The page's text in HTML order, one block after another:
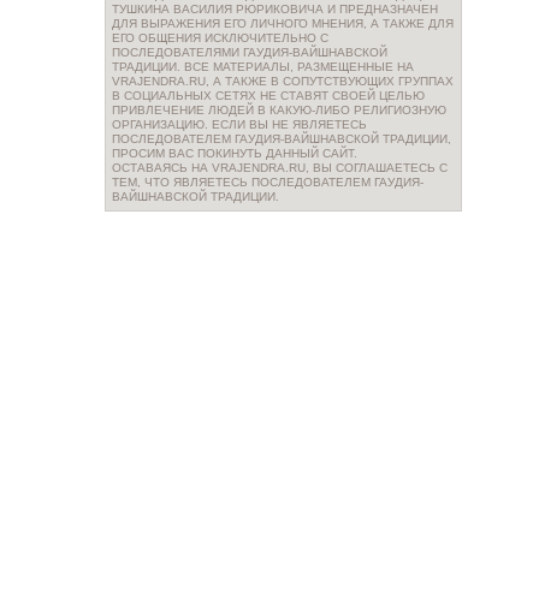
ТУШКИНА ВАСИЛИЯ РЮРИКОВИЧА И ПРЕДНАЗНАЧЕН
ДЛЯ ВЫРАЖЕНИЯ ЕГО ЛИЧНОГО МНЕНИЯ, А ТАКЖЕ ДЛЯ
ЕГО ОБЩЕНИЯ ИСКЛЮЧИТЕЛЬНО С
ПОСЛЕДОВАТЕЛЯМИ ГАУДИЯ-ВАЙШНАВСКОЙ
ТРАДИЦИИ. ВСЕ МАТЕРИАЛЫ, РАЗМЕЩЕННЫЕ НА
VRAJENDRA.RU, А ТАКЖЕ В СОПУТСТВУЮЩИХ ГРУППАХ
В СОЦИАЛЬНЫХ СЕТЯХ НЕ СТАВЯТ СВОЕЙ ЦЕЛЬЮ
ПРИВЛЕЧЕНИЕ ЛЮДЕЙ В КАКУЮ-ЛИБО РЕЛИГИОЗНУЮ
ОРГАНИЗАЦИЮ. ЕСЛИ ВЫ НЕ ЯВЛЯЕТЕСЬ
ПОСЛЕДОВАТЕЛЕМ ГАУДИЯ-ВАЙШНАВСКОЙ ТРАДИЦИИ,
ПРОСИМ ВАС ПОКИНУТЬ ДАННЫЙ САЙТ.
ОСТАВАЯСЬ НА VRAJENDRA.RU, ВЫ СОГЛАШАЕТЕСЬ С
ТЕМ, ЧТО ЯВЛЯЕТЕСЬ ПОСЛЕДОВАТЕЛЕМ ГАУДИЯ-
ВАЙШНАВСКОЙ ТРАДИЦИИ.